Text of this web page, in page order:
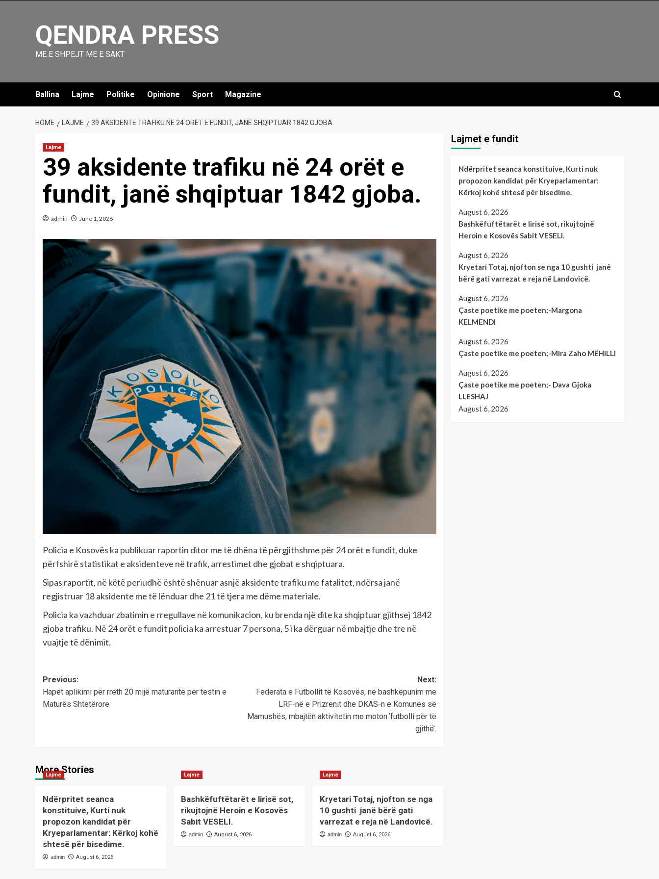
QENDRA PRESS
ME E SHPEJT ME E SAKT
Ballina Lajme Politike Opinione Sport Magazine
HOME LAJME 39 AKSIDENTE TRAFIKU NË 24 ORËT E FUNDIT, JANË SHQIPTUAR 1842 GJOBA.
Lajme
39 aksidente trafiku në 24 orët e
fundit, janë shqiptuar 1842 gjoba.
admin June 1, 2026
Policia e Kosovës ka publikuar raportin ditor me të dhëna të përgjithshme për 24 orët e fundit, duke
përfshirë statistikat e aksidenteve në trafik, arrestimet dhe gjobat e shqiptuara.
Sipas raportit, në këtë periudhë është shënuar asnjë aksidente trafiku me fatalitet, ndërsa janë
regjistruar 18 aksidente me të lënduar dhe 21 të tjera me dëme materiale.
Policia ka vazhduar zbatimin e rregullave në komunikacion, ku brenda një dite ka shqiptuar gjithsej 1842
gjoba trafiku. Në 24 orët e fundit policia ka arrestuar 7 persona, 5 i ka dërguar në mbajtje dhe tre në
vuajtje të dënimit.
Post
navigation
Previous:
Hapet aplikimi për rreth 20 mijë maturantë për testin e
Maturës Shtetërore
Next:
Federata e Futbollit të Kosovës, në bashkëpunim me
LRF-në e Prizrenit dhe DKAS-n e Komunës së
Mamushës, mbajtën aktivitetin me moton:’futbolli për të
gjithë’.
More Stories
Lajme
Ndërpritet seanca
konstituive, Kurti nuk
propozon kandidat për
Kryeparlamentar: Kërkoj kohë
shtesë për bisedime.
admin August 6, 2026
Lajme
Bashkëfuftëtarët e lirisë sot,
rikujtojnë Heroin e Kosovës
Sabit VESELI.
admin August 6, 2026
Lajme
Kryetari Totaj, njofton se nga
10 gushti janë bërë gati
varrezat e reja në Landovicë.
admin August 6, 2026
Lajmet e fundit
Ndërpritet seanca konstituive, Kurti nuk
propozon kandidat për Kryeparlamentar:
Kërkoj kohë shtesë për bisedime.
August 6, 2026
Bashkëfuftëtarët e lirisë sot, rikujtojnë
Heroin e Kosovës Sabit VESELI.
August 6, 2026
Kryetari Totaj, njofton se nga 10 gushti janë
bërë gati varrezat e reja në Landovicë.
August 6, 2026
Çaste poetike me poeten;-Margona
KELMENDI
August 6, 2026
Çaste poetike me poeten;-Mira Zaho MËHILLI
August 6, 2026
Çaste poetike me poeten;- Dava Gjoka
LLESHAJ
August 6, 2026